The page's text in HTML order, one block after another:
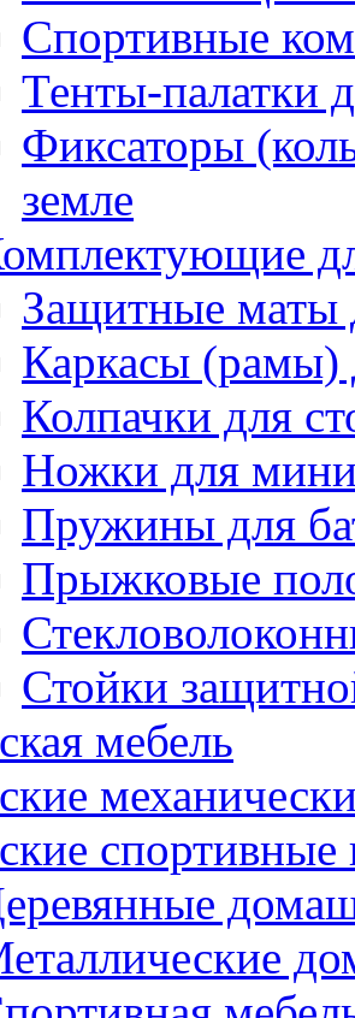
Спортивные
Тенты-палатки
Фиксаторы
земле
Защитные маты
Каркасы (рамы)
Колпачки для
Ножки для
Пружины для
Прыжковые
Стойки
мебель